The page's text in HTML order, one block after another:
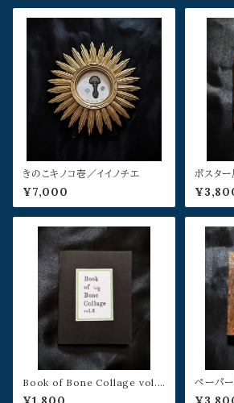
きのこキノコ壱／イイノチエ
¥7,000
ポスター
う
Book of Bone Collage vol.3
／山本佳世
ペーパ